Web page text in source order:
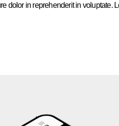
dolor in reprehenderit in voluptate.